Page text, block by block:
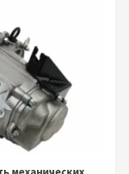
механических